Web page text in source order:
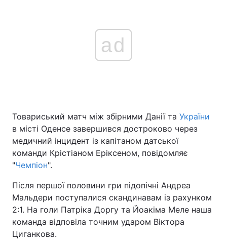
Головна Війна
Україна Політика
Спорт Наука
Техно і зв'язок
Зброя
ad
Товариський матч між збірними Данії та України
в місті Оденсе завершився достроково через
медичний інцидент із капітаном датської
команди Крістіаном Еріксеном, повідомляє
"Чемпіон".
Після першої половини гри підопічні Андреа
Мальдери поступалися скандинавам із рахунком
2:1. На голи Патріка Доргу та Йоакіма Меле наша
команда відповіла точним ударом Віктора
Циганкова.